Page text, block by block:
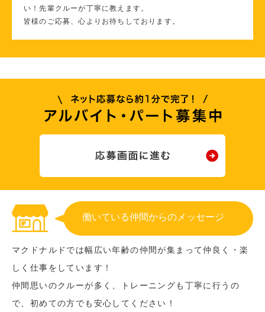
い！先輩クルーが丁寧に教えます。
皆様のご応募、心よりお待ちしております。
働いている仲間からのメッセージ
マクドナルドでは幅広い年齢の仲間が集まって仲良く・楽
しく仕事をしています！
仲間思いのクルーが多く、トレーニングも丁寧に行うの
で、初めての方でも安心してください！